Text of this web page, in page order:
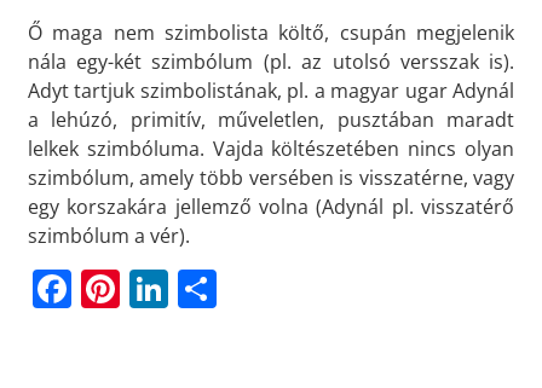
Ő maga nem szimbolista költő, csupán megjelenik
nála egy-két szimbólum (pl. az utolsó versszak is).
Adyt tartjuk szimbolistának, pl. a magyar ugar Adynál
a lehúzó, primitív, műveletlen, pusztában maradt
lelkek szimbóluma. Vajda költészetében nincs olyan
szimbólum, amely több versében is visszatérne, vagy
egy korszakára jellemző volna (Adynál pl. visszatérő
szimbólum a vér).
F Pi Li O